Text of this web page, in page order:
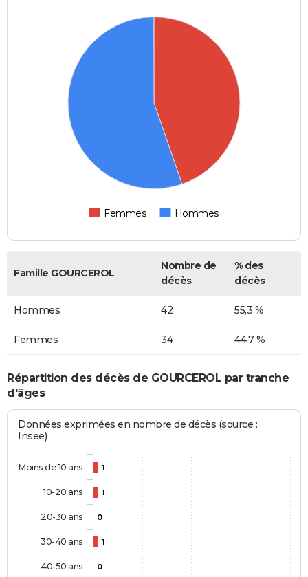
Femmes Hommes
Famille GOURCEROL
Nombre de
décès
% des
décès
Hommes 42 55,3 %
Femmes 34 44,7 %
Répartition des décès de GOURCEROL par tranche
d'âges
Données exprimées en nombre de décès (source :
Insee)
1
1
0
1
0
Moins de 10 ans
10-20 ans
20-30 ans
30-40 ans
40-50 ans